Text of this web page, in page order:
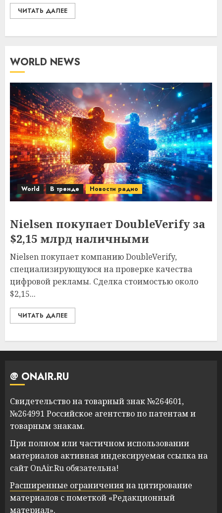
ЧИТАТЬ ДАЛЕЕ
WORLD NEWS
World В тренде Новости радио
Nielsen покупает DoubleVerify за
$2,15 млрд наличными
Nielsen покупает компанию DoubleVerify,
специализирующуюся на проверке качества
цифровой рекламы. Сделка стоимостью около
$2,15...
ЧИТАТЬ ДАЛЕЕ
@ ONAIR.RU
Свидетельство на товарный знак №264601,
№264991 Российское агентство по патентам и
товарным знакам.
При полном или частичном использовании
материалов активная индексируемая ссылка на
сайт OnAir.Ru обязательна!
Расширенные ограниченияна цитирование
материалов с пометкой «Редакционный
материал».